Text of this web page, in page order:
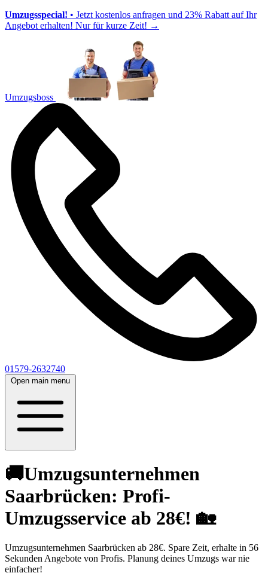
Umzugsspecial! • Jetzt kostenlos anfragen und 23% Rabatt auf Ihr
Angebot erhalten! Nur für kurze Zeit! →
Umzugsboss
01579-2632740
Open main menu
🚚Umzugsunternehmen
Saarbrücken: Profi-
Umzugsservice ab 28€! 🏡
Umzugsunternehmen Saarbrücken ab 28€. Spare Zeit, erhalte in 56
Sekunden Angebote von Profis. Planung deines Umzugs war nie
einfacher!